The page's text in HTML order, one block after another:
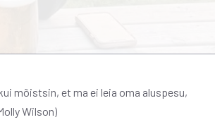
mõistsin, et ma ei leia oma aluspesu,
Wilson)